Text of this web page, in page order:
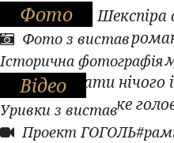
Фото
Фото з вистав
Історична фотографія
Відео
Уривки з вистав
Проект
«Всі вірші
ніжність, весь
трагедії
не зіпсувати
кохання, за яке
життя.